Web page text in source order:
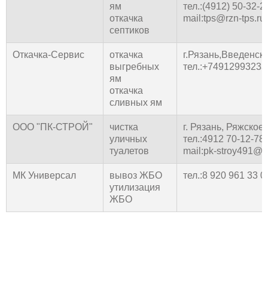
ям
откачка
септиков
тел.:(4912) 50-32-
mail:tps@rzn-tps.ru
Откачка-Сервис
откачка
выгребных
ям
откачка
сливных ям
ООО "ПК-СТРОЙ"
чистка
уличных
туалетов
г. Рязань,
тел.:4912 70-12-78
mail:pk-
МК Универсал
вывоз ЖБО
утилизация
ЖБО
тел.:8 920 961 33